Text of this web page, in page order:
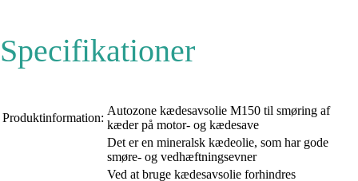
Specifikationer
Produktinformation:
Autozone kædesavsolie M150 til smøring af
kæder på motor- og kædesave
Det er en mineralsk kædeolie, som har gode
smøre- og vedhæftningsevner
Ved at bruge kædesavsolie forhindres